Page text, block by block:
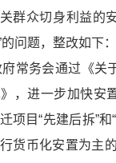
关群众切身利益的
问题，整改如下：
常务会通过《关
，进一步加快安
项目“先建后拆”和
货币化安置为主